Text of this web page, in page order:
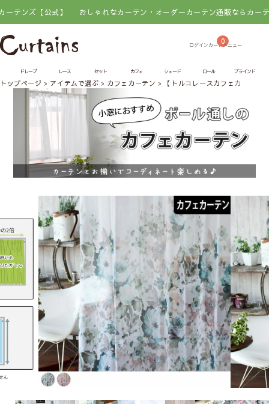
公式】 おしゃれなカーテン・オーダーカーテン通販ならカーテンズ【公
0
ドレープ レース セット カフェ シェード ロール ブラインド
トップページ アイテムで選ぶ カフェカーテン 【トルコレースカフェカーテン